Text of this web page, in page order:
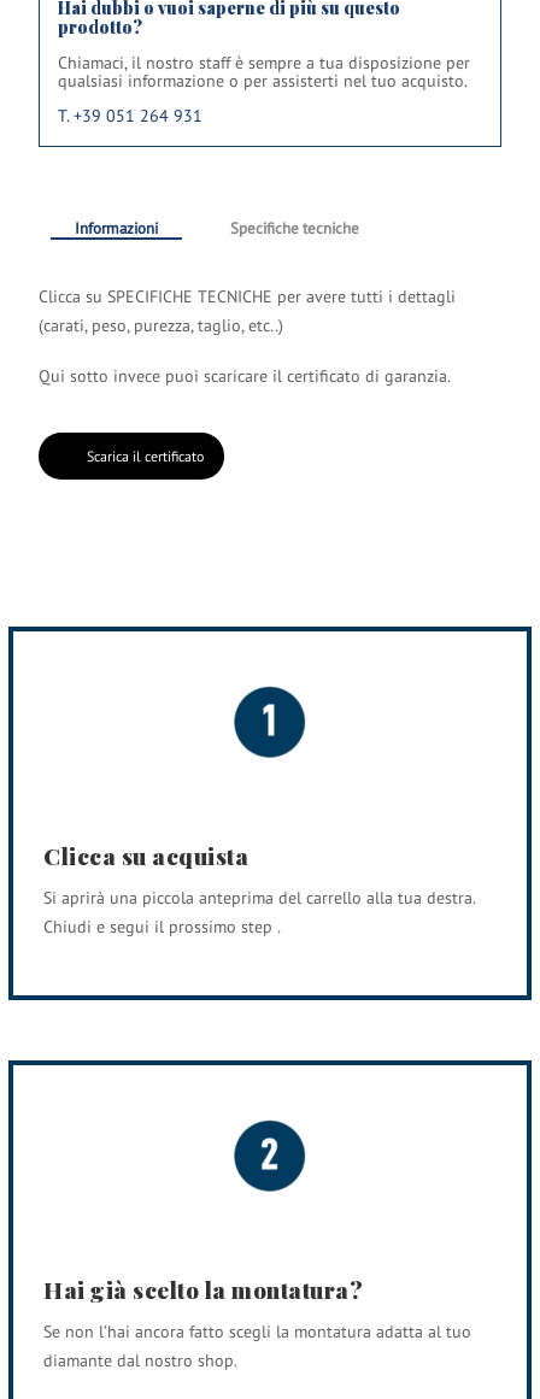
Hai dubbi o vuoi saperne di più su questo
prodotto?
Chiamaci, il nostro staff è sempre a tua disposizione per
qualsiasi informazione o per assisterti nel tuo acquisto.
T. +39 051 264 931
Informazioni Specifiche tecniche
Clicca su SPECIFICHE TECNICHE per avere tutti i dettagli
(carati, peso, purezza, taglio, etc..)
Qui sotto invece puoi scaricare il certificato di garanzia.
Scarica il certificato
Clicca su acquista
Si aprirà una piccola anteprima del carrello alla tua destra.
Chiudi e segui il prossimo step .
Hai già scelto la montatura?
Se non l’hai ancora fatto scegli la montatura adatta al tuo
diamante dal nostro shop.